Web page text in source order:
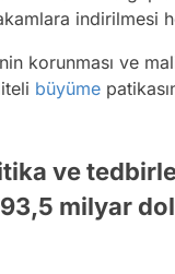
indirilmesi
korunması ve
büyüme
ve
milyar